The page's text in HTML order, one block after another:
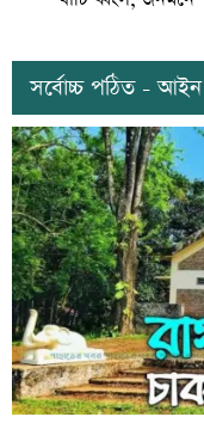
সর্বোচ্চ পঠিত -